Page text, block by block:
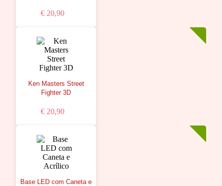
€ 20,90
Ken Masters Street
Fighter 3D
€ 20,90
Base LED com Caneta e